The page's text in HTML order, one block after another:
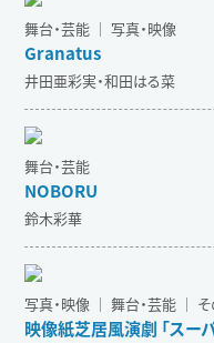
舞台・芸能 ｜ 写真・映像
Granatus
井田亜彩実・和田はる菜
舞台・芸能
NOBORU
鈴木彩華
写真・映像 ｜ 舞台・芸能 ｜
映像紙芝居⾵演劇 「スー